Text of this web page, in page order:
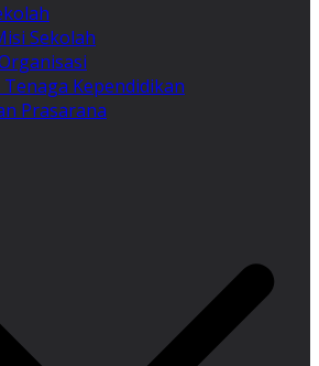
Sekolah
Kependidikan
Prasarana